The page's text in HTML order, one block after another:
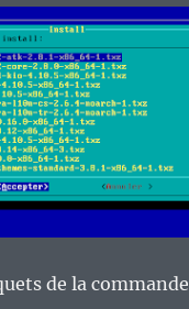
de la commande